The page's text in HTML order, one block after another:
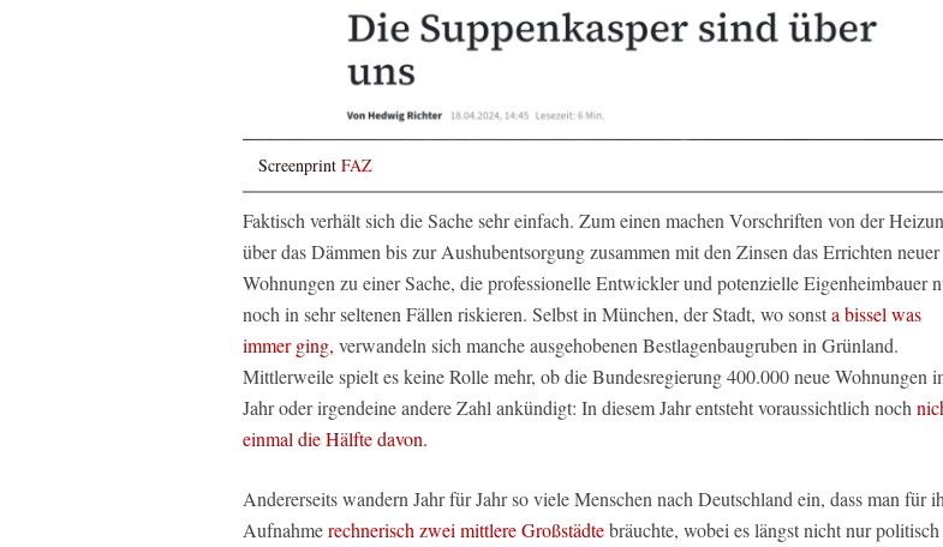
Screenprint FAZ
Faktisch verhält sich die Sache sehr einfach. Zum einen machen Vorschriften von der
über das Dämmen bis zur Aushubentsorgung zusammen mit den Zinsen das Errichten neuer
Wohnungen zu einer Sache, die professionelle Entwickler und potenzielle Eigenheimbauer
noch in sehr seltenen Fällen riskieren. Selbst in München, der Stadt, wo sonsta bissel was
immer ging, verwandeln sich manche ausgehobenen Bestlagenbaugruben in Grünland.
Mittlerweile spielt es keine Rolle mehr, ob die Bundesregierung 400.000 neue Wohnungen
Jahr oder irgendeine andere Zahl ankündigt: In diesem Jahr entsteht voraussichtlich noch
einmal die Hälfte davon.
Andererseits wandern Jahr für Jahr so viele Menschen nach Deutschland ein, dass man für
Aufnahmerechnerisch zwei mittlere Großstädtebräuchte, wobei es längst nicht nur politisch